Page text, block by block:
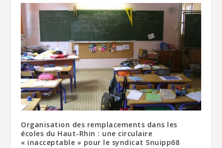
Organisation des remplacements dans les
écoles du Haut-Rhin : une circulaire
« inacceptable » pour le syndicat Snuipp68